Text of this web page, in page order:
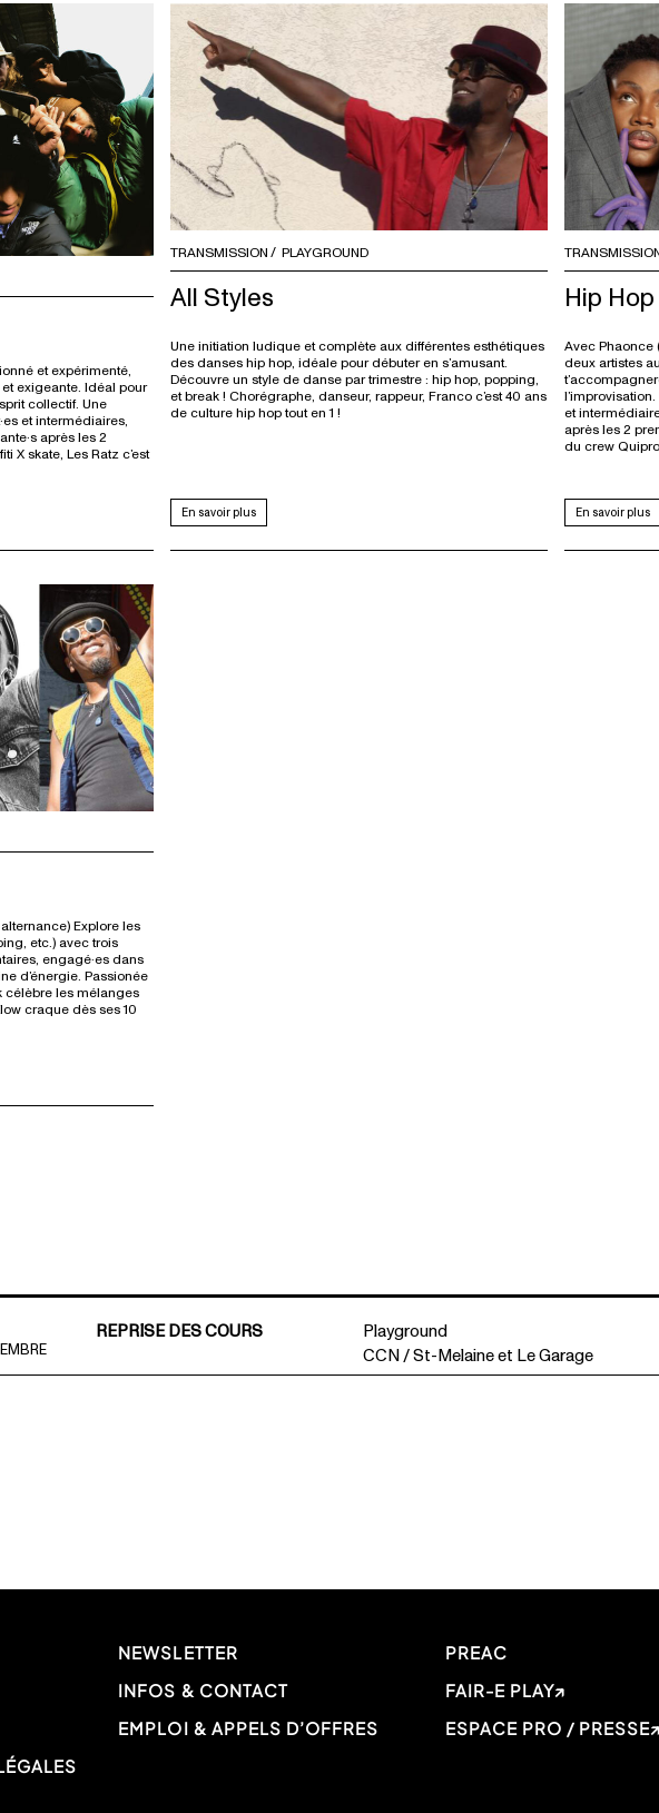
et expérimenté,
exigeante. Idéal pour
collectif. Une
et intermédiaires,
après les 2
X skate, Les Ratz c’est
TRANSMISSION PLAYGROUND
All Styles
Une initiation ludique et complète aux différentes esthétiques
des danses hip hop, idéale pour débuter en s’amusant.
Découvre un style de danse par trimestre : hip hop, popping,
et break ! Chorégraphe, danseur, rappeur, Franco c’est 40 ans
de culture hip hop tout en 1 !
En savoir plus
Hip
Avec Phaonce
deux artistes
et
après les 2
du crew
En savoir plus
Explore les
etc.) avec trois
engagé·es dans
d’énergie. Passionée
célèbre les mélanges
craque dès ses 10
REPRISE DES COURS
Playground
CCN / St-Melaine et Le Garage
NEWSLETTER
INFOS & CONTACT
EMPLOI & APPELS D’OFFRES
PREAC
FAIR-E PLAY
ESPACE PRO / PRESSE